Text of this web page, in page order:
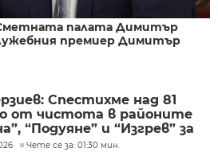
палата Димитър
премиер Димитър
Спестихме над 81
от чистота в районите
“Подуяне” и “Изгрев” за
5 години
Чете се за: 01:30 мин.